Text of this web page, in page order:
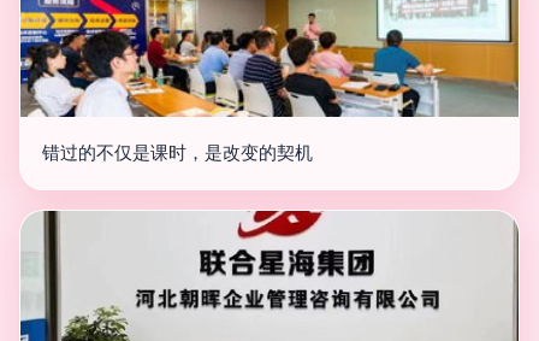
错过的不仅是课时，是改变的契机